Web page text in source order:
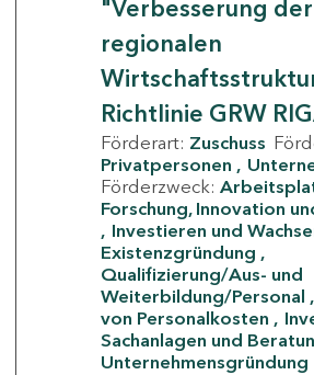
"Verbesserung der
regionalen
Richtlinie GRW
Förderart: Zuschuss
Privatpersonen
Förderzweck:
Forschung, Innovation
Investieren und
Existenzgründung
Qualifizierung/Aus- und
Weiterbildung/Personal
von Personalkosten
Sachanlagen und
Unternehmensgründung